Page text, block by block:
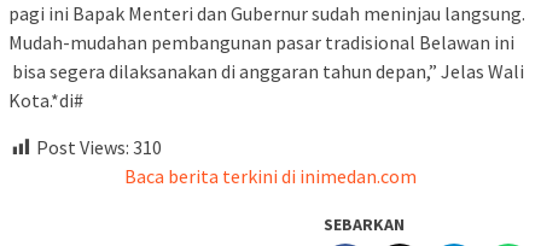
pagi ini Bapak Menteri dan Gubernur sudah meninjau langsung.
Mudah-mudahan pembangunan pasar tradisional Belawan ini
bisa segera dilaksanakan di anggaran tahun depan,” Jelas Wali
Kota.*di#
Post Views: 310
Baca berita terkini di inimedan.com
SEBARKAN